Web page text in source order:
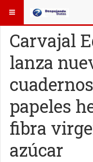
ESTÁ AQUÍ: MERCADEO
Carvajal
lanza
papeles
fibra
azúcar